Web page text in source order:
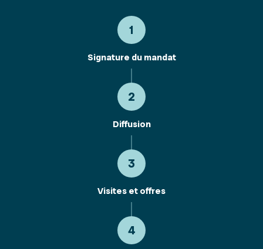
1
Signature du mandat
2
Diffusion
3
Visites et offres
4